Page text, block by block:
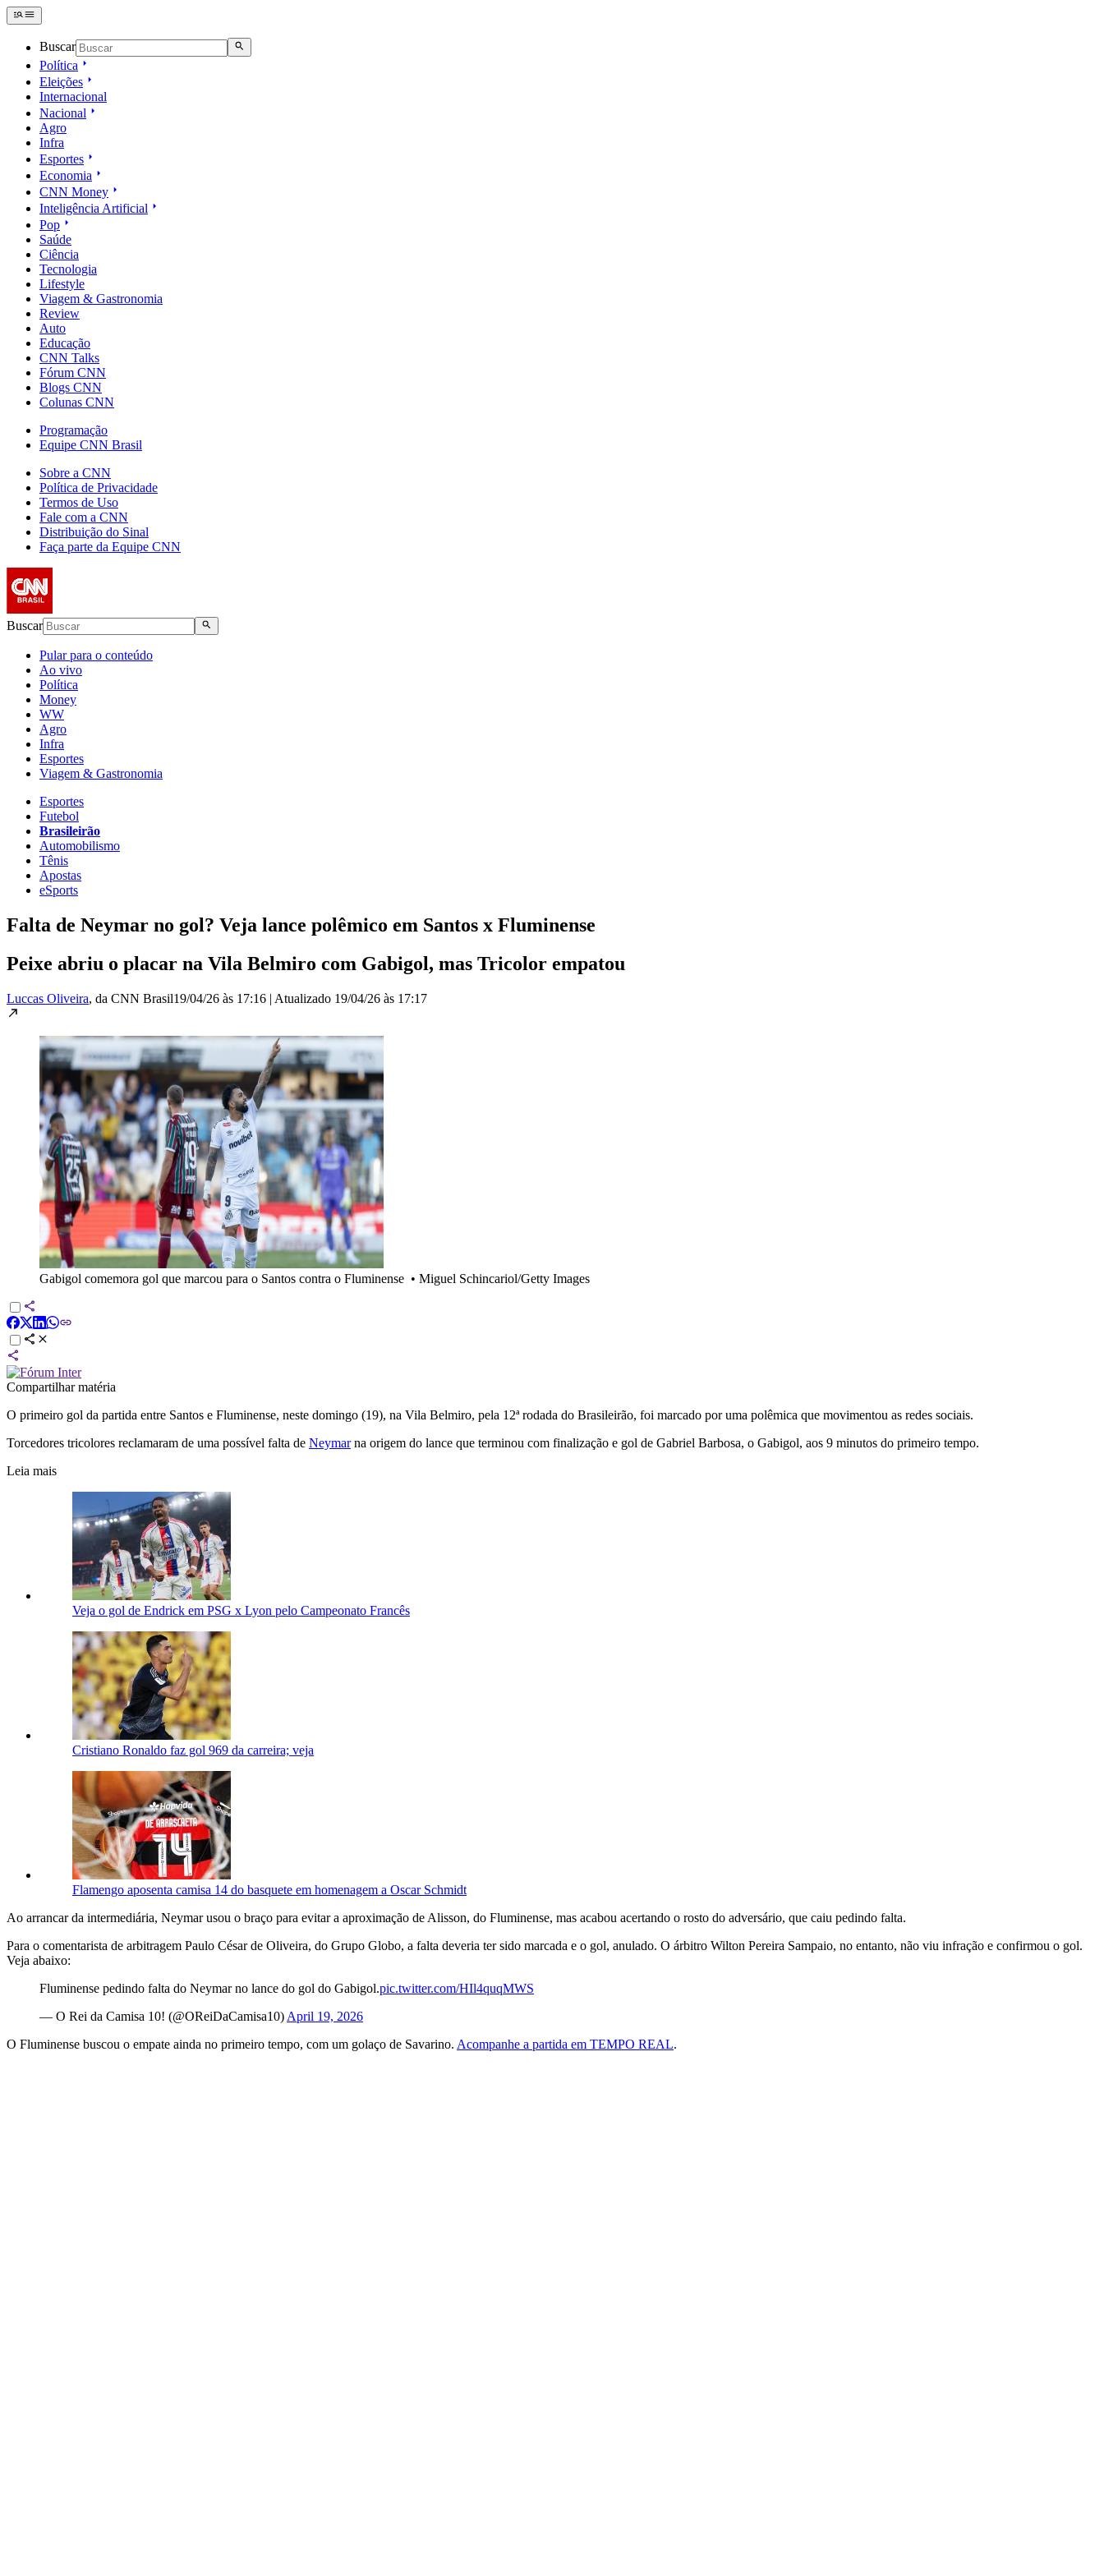
Buscar
Política
Eleições
Internacional
Nacional
Agro
Infra
Esportes
Economia
CNN Money
Inteligência Artificial
Pop
Saúde
Ciência
Tecnologia
Lifestyle
Viagem & Gastronomia
Review
Auto
Educação
CNN Talks
Fórum CNN
Blogs CNN
Colunas CNN
Programação
Equipe CNN Brasil
Sobre a CNN
Política de Privacidade
Termos de Uso
Fale com a CNN
Distribuição do Sinal
Faça parte da Equipe CNN
Buscar
Pular para o conteúdo
Ao vivo
Política
Money
WW
Agro
Infra
Esportes
Viagem & Gastronomia
Esportes
Futebol
Brasileirão
Automobilismo
Tênis
Apostas
eSports
Falta de Neymar no gol? Veja lance polêmico em Santos x Fluminense
Peixe abriu o placar na Vila Belmiro com Gabigol, mas Tricolor empatou
Luccas Oliveira, da CNN Brasil19/04/26 às 17:16 | Atualizado 19/04/26 às 17:17
Gabigol comemora gol que marcou para o Santos contra o Fluminense • Miguel Schincariol/Getty Images
Compartilhar matéria
O primeiro gol da partida entre Santos e Fluminense, neste domingo (19), na Vila Belmiro, pela 12ª rodada do Brasileirão, foi marcado por uma polêmica que movimentou as redes sociais.
Torcedores tricolores reclamaram de uma possível falta de Neymarna origem do lance que terminou com finalização e gol de Gabriel Barbosa, o Gabigol, aos 9 minutos do primeiro tempo.
Leia mais
Veja o gol de Endrick em PSG x Lyon pelo Campeonato Francês
Cristiano Ronaldo faz gol 969 da carreira; veja
Flamengo aposenta camisa 14 do basquete em homenagem a Oscar Schmidt
Ao arrancar da intermediária, Neymar usou o braço para evitar a aproximação de Alisson, do Fluminense, mas acabou acertando o rosto do adversário, que caiu pedindo falta.
Para o comentarista de arbitragem Paulo César de Oliveira, do Grupo Globo, a falta deveria ter sido marcada e o gol, anulado. O árbitro Wilton Pereira Sampaio, no entanto, não viu infração e confirmou o gol.
Veja abaixo:
Fluminense pedindo falta do Neymar no lance do gol do Gabigol.pic.twitter.com/HIl4quqMWS
— O Rei da Camisa 10! (@OReiDaCamisa10) April 19, 2026
O Fluminense buscou o empate ainda no primeiro tempo, com um golaço de Savarino. Acompanhe a partida em TEMPO REAL.